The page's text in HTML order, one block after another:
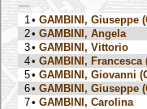
1 • GAMBINI, Giuseppe
2• GAMBINI, Angela
3• GAMBINI, Vittorio
4• GAMBINI, Francesca
5• GAMBINI, Giovanni
6• GAMBINI, Giuseppe
7• GAMBINI, Carolina